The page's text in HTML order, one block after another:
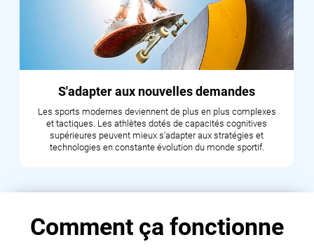
S'adapter aux nouvelles demandes
Les sports modernes deviennent de plus en plus complexes
et tactiques. Les athlètes dotés de capacités cognitives
supérieures peuvent mieux s’adapter aux stratégies et
technologies en constante évolution du monde sportif.
Comment ça fonctionne